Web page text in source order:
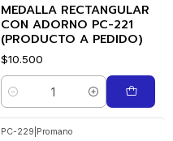
MEDALLA RECTANGULAR
CON ADORNO PC-221
(PRODUCTO A PEDIDO)
$10.500
Cantidad
PC-229 Promano